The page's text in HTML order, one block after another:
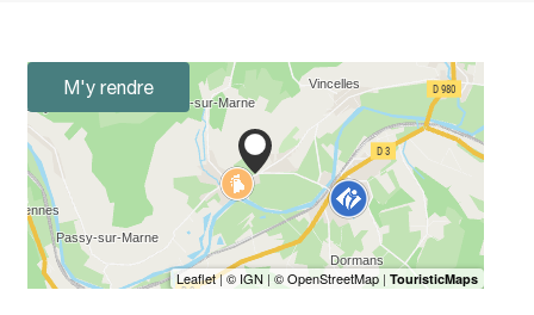
M'y rendre